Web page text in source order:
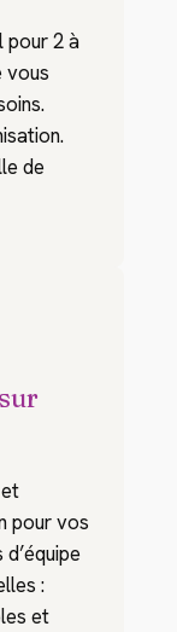
pour 2 à
vous
de
pour vos
:
et